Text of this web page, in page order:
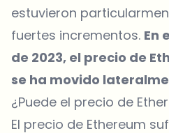
estuvieron
fuertes incrementos. En
de 2023, el precio de
se ha movido
¿Puede el precio de
El precio de Ethereum